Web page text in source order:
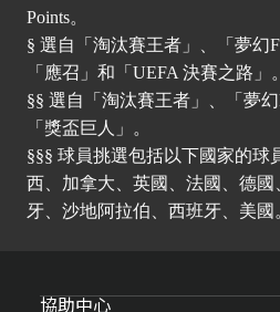
Points。
§ 選自「淘汰賽王者」、「夢幻
「應召」和「UEFA 決賽之路」。
§§ 選自「淘汰賽王者」、「夢
「獎盃巨人」。
§§§ 球員挑選包括以下國家的球
西、加拿大、英國、法國、德
牙、沙地阿拉伯、西班牙、美國
協助中心